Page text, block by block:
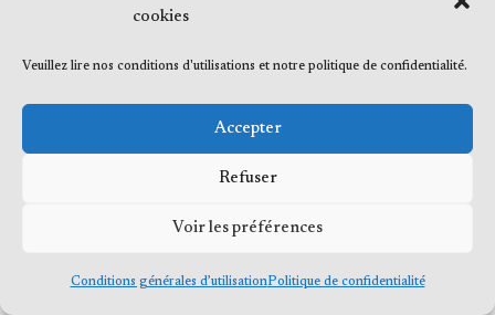
cookies
Veuillez lire nos conditions d'utilisations et notre politique de confidentialité.
Accepter
Refuser
Voir les préférences
Conditions générales d’utilisationPolitique de confidentialité